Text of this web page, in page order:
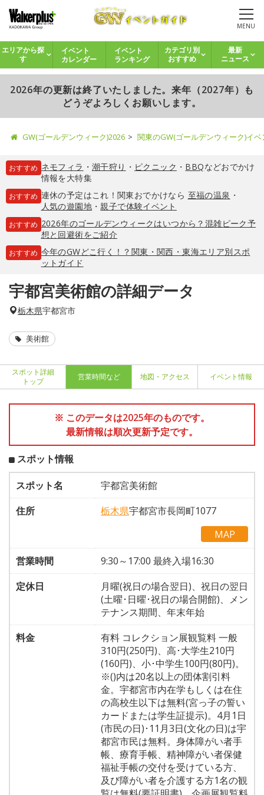
MENU
エリアから探
す
イベント
カレンダー
イベント
ランキング
カテゴリ別
おすすめ
最新
ニュース
2026年の更新は終了いたしました。来年（2027年）も
どうぞよろしくお願いします。
GW(ゴールデンウィーク)2026 関東のGW(ゴールデンウィーク)イ
おすすめ ネモフィラ ・ 潮干狩り ・ ピクニック ・ BBQなどおでかけ
情報を大特集
おすすめ 連休の予定はこれ！関東おでかけなら 至福の温泉 ・
人気の遊園地・親子で体験イベント
おすすめ 2026年のゴールデンウィークはいつから？混雑ピーク予
想と回避術をご紹介
おすすめ 今年のGWどこ行く！？関東・関西・東海エリア別スポ
ットガイド
宇都宮美術館の詳細データ
栃木県宇都宮市
美術館
スポット詳細
トップ
営業時間など 地図・アクセス イベント情報
※ このデータは2025年のものです。
最新情報は順次更新予定です。
スポット情報
スポット名
宇都宮美術館
住所
栃木県宇都宮市長岡町1077
MAP
営業時間
9:30～17:00 最終入場16:30
定休日
月曜(祝日の場合翌日)、祝日の翌日
(土曜･日曜･祝日の場合開館)、メン
テナンス期間、年末年始
料金
有料 コレクション展観覧料 一般
310円(250円)、高･大学生210円
(160円)、小･中学生100円(80円)。
※()内は20名以上の団体割引料
金。宇都宮市内在学もしくは在住
の高校生以下は無料(宮っ子の誓い
カードまたは学生証提示)。4月1日
(市民の日)･11月3日(文化の日)は宇
都宮市民は無料。身体障がい者手
帳、療育手帳、精神障がい者保健
福祉手帳の交付を受けている方、
及び障がい者を介護する方1名の観